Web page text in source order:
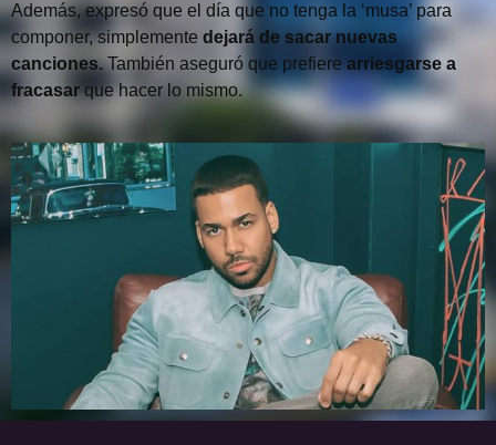
Además, expresó que el día que no tenga la ‘musa’ para
componer, simplemente dejará de sacar nuevas
canciones.También aseguró que prefiere arriesgarse a
fracasarque hacer lo mismo.